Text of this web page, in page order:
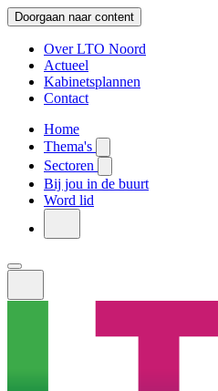
Doorgaan naar content
Over LTO Noord
Actueel
Kabinetsplannen
Contact
Home
Thema's
Sectoren
Bij jou in de buurt
Word lid